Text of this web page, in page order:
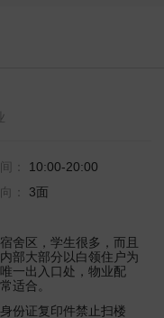
： 10:00-20:00
： 3面
舍区，学生很多，而且
部大部分以白领住户为
一出入口处，物业配
适合。
份证复印件禁止扫楼